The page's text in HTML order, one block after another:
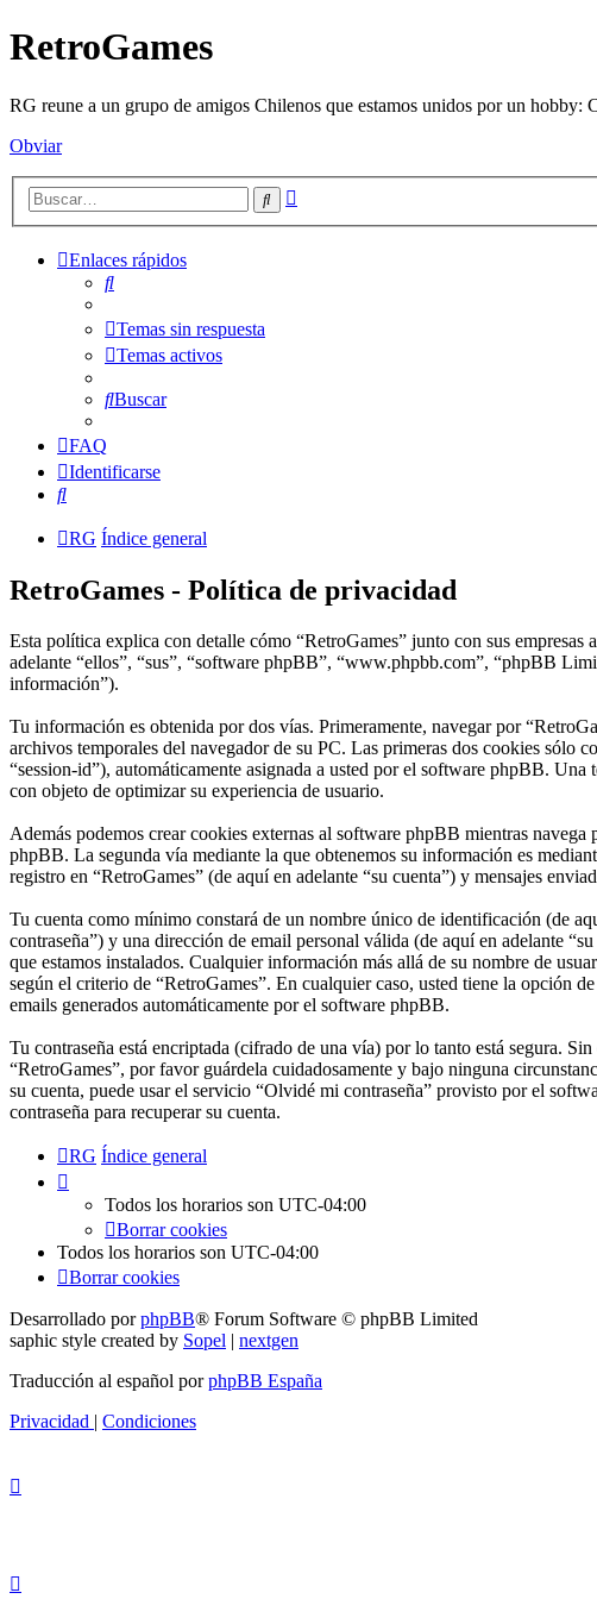
RetroGames
RG reune a un grupo de amigos Chilenos que estamos unidos por un hobby:
Obviar
Buscar
Enlaces rápidos
Buscar
Temas sin respuesta
Temas activos
Buscar
FAQ
Identificarse
Buscar
RG Índice general
RetroGames - Política de privacidad
Esta política explica con detalle cómo “RetroGames” junto con sus
adelante “ellos”, “sus”, “software phpBB”, “www.phpbb.com”, “phpBB
información”).
Tu información es obtenida por dos vías. Primeramente, navegar por
archivos temporales del navegador de su PC. Las primeras dos cookies sólo
“session-id”), automáticamente asignada a usted por el software phpBB.
con objeto de optimizar su experiencia de usuario.
Además podemos crear cookies externas al software phpBB mientras navega
phpBB. La segunda vía mediante la que obtenemos su información es
registro en “RetroGames” (de aquí en adelante “su cuenta”) y mensajes
Tu cuenta como mínimo constará de un nombre único de identificación (de
contraseña”) y una dirección de email personal válida (de aquí en adelante
que estamos instalados. Cualquier información más allá de su nombre de
según el criterio de “RetroGames”. En cualquier caso, usted tiene la opción
emails generados automáticamente por el software phpBB.
Tu contraseña está encriptada (cifrado de una vía) por lo tanto está segura.
“RetroGames”, por favor guárdela cuidadosamente y bajo ninguna
su cuenta, puede usar el servicio “Olvidé mi contraseña” provisto por el
contraseña para recuperar su cuenta.
RG Índice general
Todos los horarios son UTC-04:00
Borrar cookies
Todos los horarios son UTC-04:00
Borrar cookies
Desarrollado porphpBB® Forum Software © phpBB Limited
saphic style created by Sopel | nextgen
Traducción al español porphpBB España
Privacidad | Condiciones